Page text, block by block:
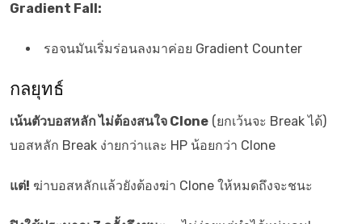
Gradient Fall:
รอจนมันเริ่มร่อนลงมาค่อย Gradient Counter
กลยุทธ์
เน้นตัวบอสหลัก ไม่ต้องสนใจ Clone (ยกเว้นจะ Break ได้)
บอสหลัก Break ง่ายกว่าและ HP น้อยกว่า Clone
แต่! ฆ่าบอสหลักแล้วยังต้องฆ่า Clone ให้หมดถึงจะชนะ